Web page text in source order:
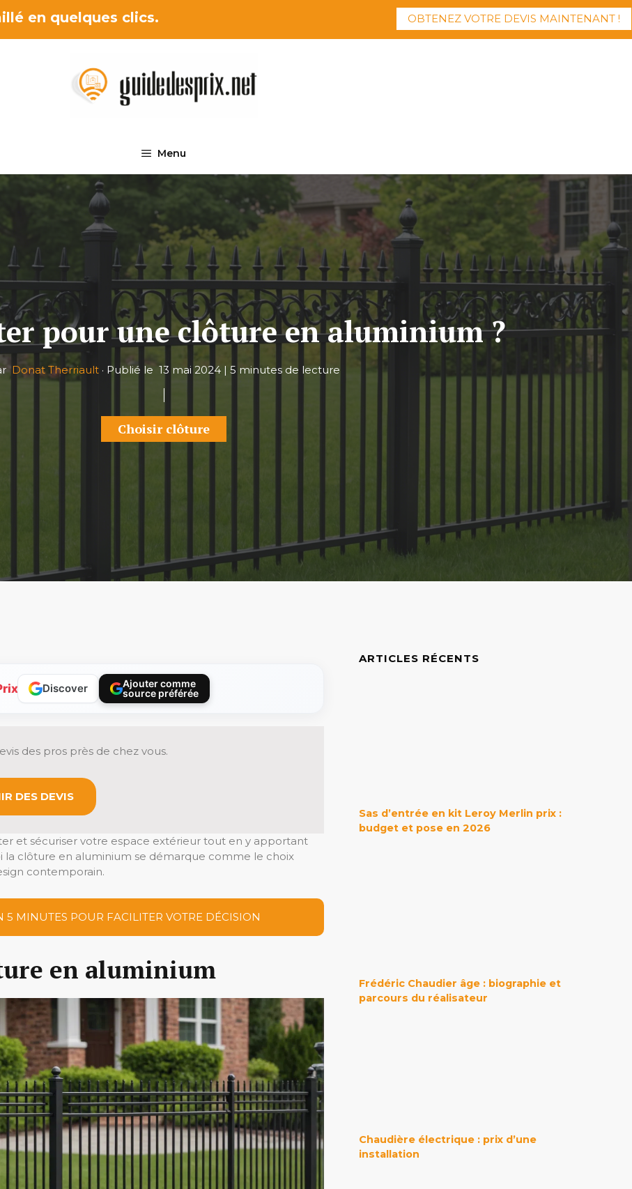
en quelques clics. OBTENEZ VOTRE DEVIS MAINTENANT !
Menu
pour une clôture en aluminium ?
Donat Therriault · Publié le 13 mai 2024 | 5 minutes de lecture
Choisir clôture
Discover
Ajouter comme
source préférée
des pros près de chez vous.
DES DEVIS
et sécuriser votre espace extérieur tout en y apportant
clôture en aluminium se démarque comme le choix
contemporain.
5 MINUTES POUR FACILITER VOTRE DÉCISION
en aluminium
ARTICLES RÉCENTS
Sas d’entrée en kit Leroy Merlin prix :
budget et pose en 2026
Frédéric Chaudier âge : biographie et
parcours du réalisateur
Chaudière électrique : prix d’une
installation